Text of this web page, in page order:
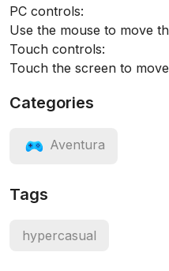
PC controls:
Use the mouse to move
Touch controls:
Touch the screen to
Categories
Aventura
Tags
hypercasual